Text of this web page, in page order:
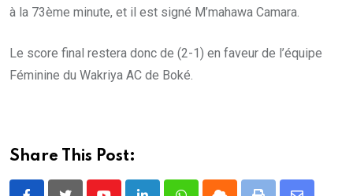
à la 73ème minute, et il est signé M’mahawa Camara.
Le score final restera donc de (2-1) en faveur de l’équipe
Féminine du Wakriya AC de Boké.
Share This Post: